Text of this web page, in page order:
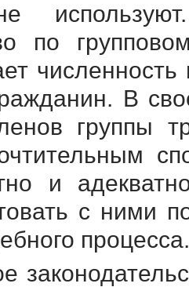
по
В
группы
и
с ними
процесса.